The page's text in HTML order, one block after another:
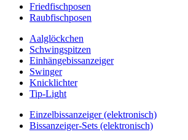
Friedfischposen
Raubfischposen
Aalglöckchen
Schwingspitzen
Einhängebissanzeiger
Swinger
Knicklichter
Tip-Light
Einzelbissanzeiger (elektronisch)
Bissanzeiger-Sets (elektronisch)